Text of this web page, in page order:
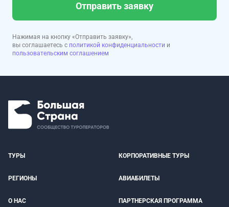
Отправить заявку
Нажимая на кнопку «Отправить заявку»,
вы соглашаетесь с политикой конфиденциальности и
пользовательским соглашением
ТУРЫ КОРПОРАТИВНЫЕ ТУРЫ
РЕГИОНЫ АВИАБИЛЕТЫ
О НАС ПАРТНЕРСКАЯ ПРОГРАММА